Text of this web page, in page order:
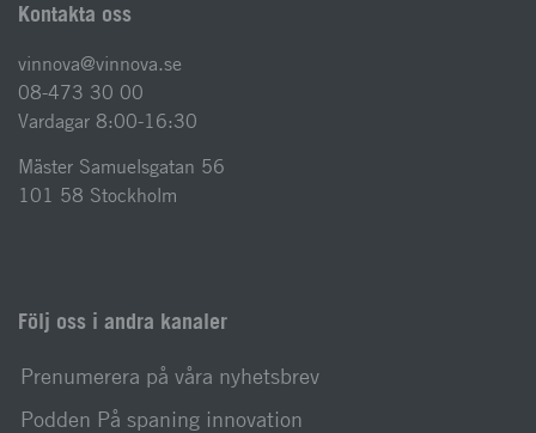
Kontakta oss
vinnova@vinnova.se
08-473 30 00
Vardagar 8:00-16:30
Mäster Samuelsgatan 56
101 58 Stockholm
Följ oss i andra kanaler
Prenumerera på våra nyhetsbrev
Podden På spaning innovation